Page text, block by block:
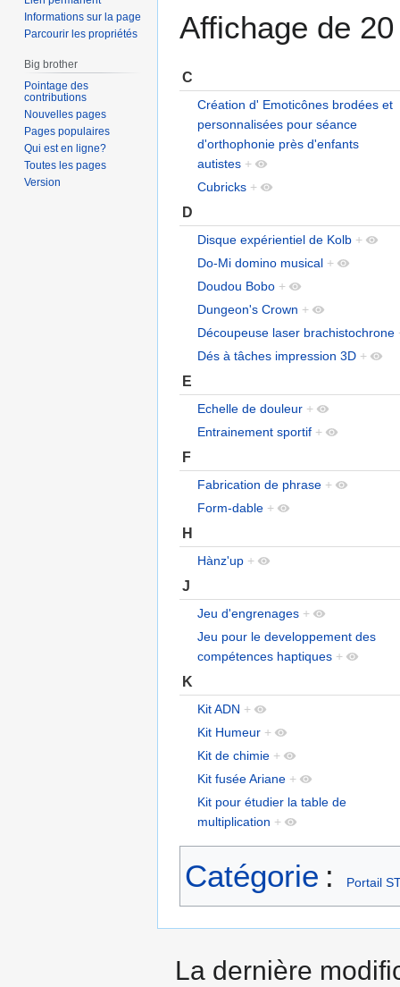
Affichage de
C
Création d' Emoticônes brodées et
personnalisées pour séance
d'orthophonie près d'enfants
autistes +
Cubricks +
D
Disque expérientiel de Kolb +
Do-Mi domino musical +
Doudou Bobo +
Dungeon's Crown +
Découpeuse laser brachistochrone
Dés à tâches impression 3D +
E
Echelle de douleur +
Entrainement sportif +
F
Fabrication de phrase +
Form-dable +
H
Hànz'up +
J
Jeu d'engrenages +
Jeu pour le developpement des
compétences haptiques +
K
Kit ADN +
Kit Humeur +
Kit de chimie +
Kit fusée Ariane +
Kit pour étudier la table de
multiplication +
Catégorie : Portail
Informations sur la page
Parcourir les propriétés
Big brother
Pointage des
contributions
Nouvelles pages
Pages populaires
Qui est en ligne?
Toutes les pages
Version
La dernière